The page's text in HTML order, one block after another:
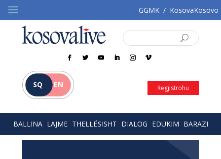
GGMK / KosovaKosovo
SQ EN Regjistrohu
BALLINA LAJME THELLËSISHT DIALOG EDUKIM BARAZI